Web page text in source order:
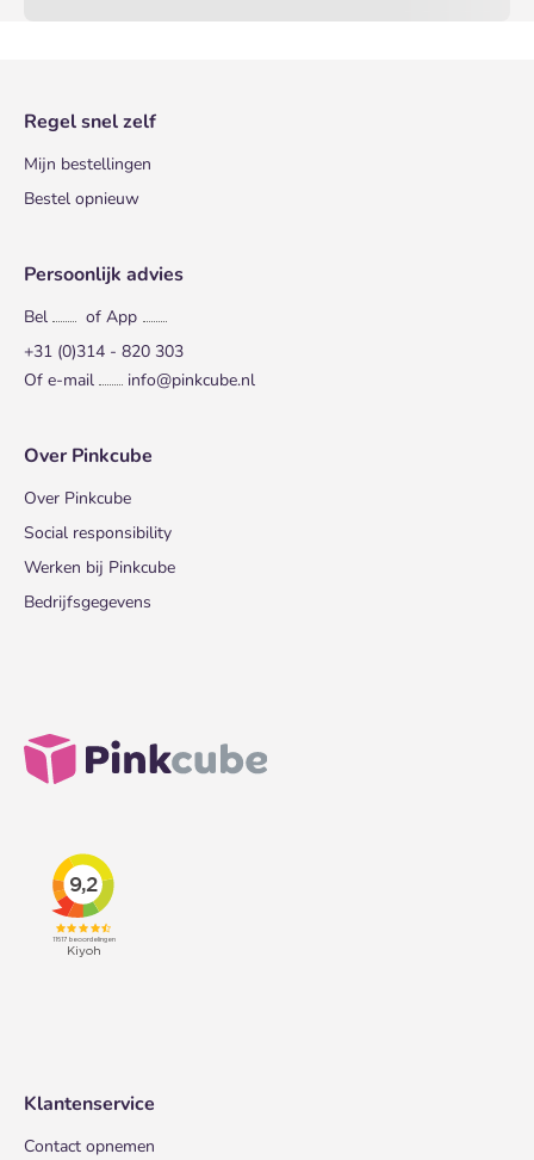
Regel snel zelf
Mijn bestellingen
Bestel opnieuw
Persoonlijk advies
Bel
of App
+31 (0)314 - 820 303
Of e-mail
info@pinkcube.nl
Over Pinkcube
Over Pinkcube
Social responsibility
Werken bij Pinkcube
Bedrijfsgegevens
Klantenservice
Contact opnemen